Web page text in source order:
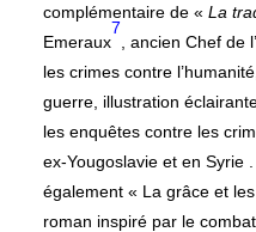
complémentaire de « La
Emeraux
7
, ancien Chef de
les crimes contre
guerre, illustration
les enquêtes contre les
ex-Yougoslavie et en Syrie
également « La grâce et
roman inspiré par le